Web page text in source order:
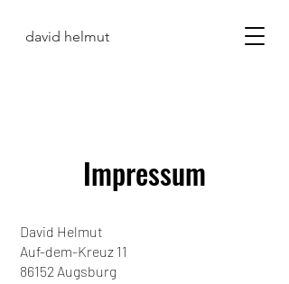
david helmut
Impressum
David Helmut
Auf-dem-Kreuz 11
86152 Augsburg